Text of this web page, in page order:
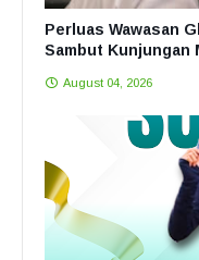
Perluas Wawasan
Sambut Kunjungan
August 04, 2026